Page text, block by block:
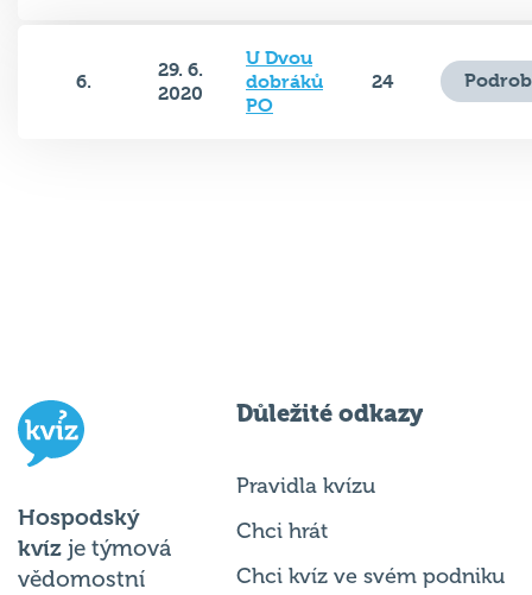
6.
29. 6.
2020
U Dvou
dobráků
PO
24
Hospodský
kvíz je týmová
vědomostní
Důležité odkazy
Pravidla kvízu
Chci hrát
Chci kvíz ve svém podniku